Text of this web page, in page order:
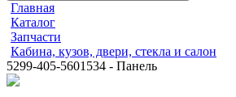
Главная
Каталог
Запчасти
Кабина, кузов, двери, стекла и салон
5299-405-5601534 - Панель